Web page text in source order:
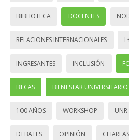
BIBLIOTECA DOCENTES
RELACIONES INTERNACIONALES I
INGRESANTES INCLUSIÓN
BECAS BIENESTAR UNIVERSITARIO
100 AÑOS WORKSHOP UNR
DEBATES OPINIÓN CHARLAS